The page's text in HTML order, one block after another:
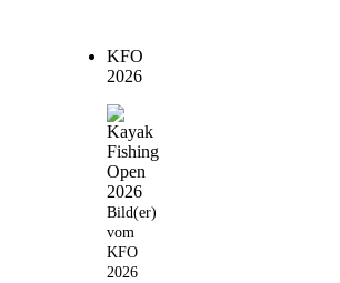
KFO
2026
Bild(er)
vom
KFO
2026